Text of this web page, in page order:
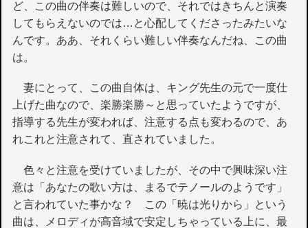
ど、この曲の伴奏は難しいので、それではきちんと演奏
してもらえないのでは…と心配してくださったみたいな
んです。ああ、それくらい難しい伴奏なんだね、この曲
は。
妻にとって、この曲自体は、キング先生の元で一度仕
上げた曲なので、楽勝楽勝～と思っていたようですが、
指導する先生が変われば、注意する点も変わるので、あ
れこれと注意されて、直されていました。
色々と注意を受けていましたが、その中で興味深い注
意は「あなたの歌い方は、まるでテノールのようです」
と言われていた事かな？ この「暁は光りから」という
曲は、メロディが高音域で安定しちゃっている上に、最